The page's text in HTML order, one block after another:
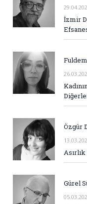
İzmir
Özgür
Gürel